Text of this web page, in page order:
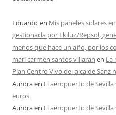
Eduardo en Mis paneles solares
gestionada por Ekiluz/Repsol,
menos que hace un año, por los
mari carmen santos villaran en La
Plan Centro Vivo del alcalde Sanz
Auroraen El aeropuerto de
euros
Auroraen El aeropuerto de